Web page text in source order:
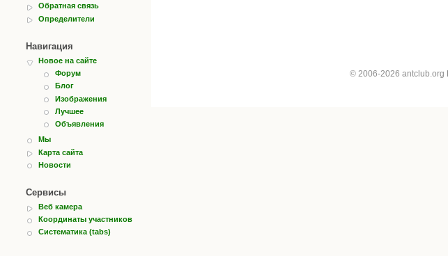
Обратная связь
Определители
Навигация
Новое на сайте
Форум
Блог
Изображения
Лучшее
Объявления
Мы
Карта сайта
Новости
Сервисы
Веб камера
Координаты участников
Систематика (tabs)
© 2006-2026 antclub.org